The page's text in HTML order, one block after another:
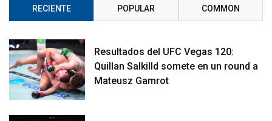
RECIENTE POPULAR COMMON
Resultados del UFC Vegas 120:
Quillan Salkilld somete en un round a
Mateusz Gamrot